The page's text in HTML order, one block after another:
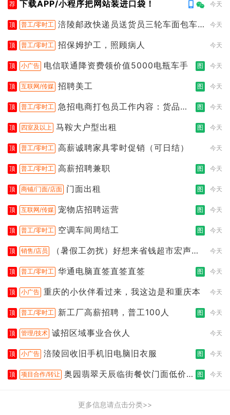
荐 下载APP/小程序把网站装进口袋！ 今天
顶 普工/零时工 涪陵邮政快递员送货员三轮车面包车
今天
顶 普工/零时工 招保姆护工，照顾病人 今天
顶 小广告 电信联通降资费领价值5000电瓶车手 图 今天
顶 互联网/传媒 招聘美工 图 今天
顶 普工/零时工 急招电商打包员工作内容：货品分
图 今天
顶 四室及以上 马鞍大户型出租 图 今天
顶 普工/零时工 高薪诚聘家具零时促销（可日结） 今天
顶 普工/零时工 高薪招聘兼职 图 今天
顶 商铺/门面/店面 门面出租 图 今天
顶 互联网/传媒 宠物店招聘运营 图 今天
顶 普工/零时工 空调车间周结工 图 今天
顶 销售/店员
（暑假工勿扰）好想来省钱超市宏声桥
今天
顶 普工/零时工 华通电脑直签直签直签 图 今天
顶 小广告 重庆的小伙伴看过来，我这边是和重庆本 今天
顶 普工/零时工 新工厂高薪招聘，普工100人 图 今天
顶 管理/技术 诚招区域事业合伙人 今天
顶 小广告 涪陵回收旧手机旧电脑旧衣服 图 今天
顶 项目合作/转让 奥园翡翠天辰临街餐饮门面低价转
图 今天
更多信息请点击分类>>